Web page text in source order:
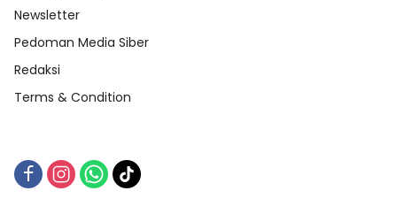
Newsletter
Pedoman Media Siber
Redaksi
Terms & Condition